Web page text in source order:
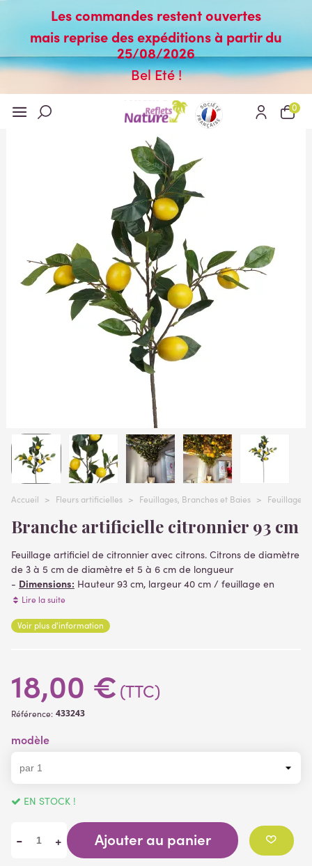
Les commandes restent ouvertes
mais reprise des expéditions à partir du
25/08/2026
Bel Eté !
0
Accueil > Fleurs artificielles > Feuillages, Branches et Baies > Feuillages
Branche artificielle citronnier 93 cm
Feuillage artificiel de citronnier avec citrons. Citrons de diamètre
de 3 à 5 cm de diamètre et 5 à 6 cm de longueur
- Dimensions: Hauteur 93 cm, largeur 40 cm / feuillage en
tergal hauteur 50cm / citron en polystyrène léger et
Se travaille facilement grâce aux fils de fer résistants et souples
Lire la suite
Voir plus d'information
18,00 € (TTC)
Référence: 433243
modèle
EN STOCK !
- + Ajouter au panier